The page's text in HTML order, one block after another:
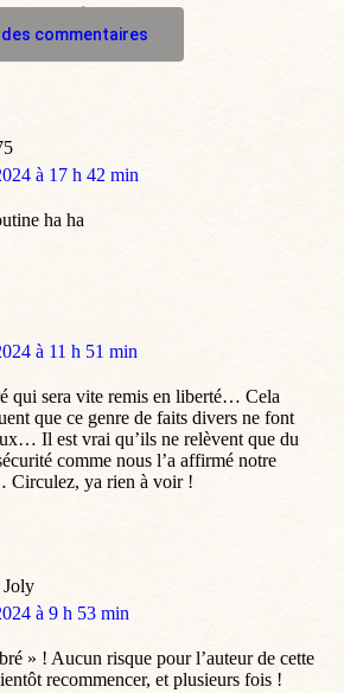
commentaires
à 17 h 42 min
ha ha
à 11 h 51 min
qui sera vite remis en liberté… Cela
que ce genre de faits divers ne font
Il est vrai qu’ils ne relèvent que du
comme nous l’a affirmé notre
Circulez, ya rien à voir !
à 9 h 53 min
» ! Aucun risque pour l’auteur de cette
recommencer, et plusieurs fois !